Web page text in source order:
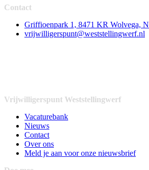
Contact
Griffioenpark 1, 8471 KR Wolvega,
vrijwilligerspunt@weststellingwerf.nl
Vrijwilligerspunt Weststellingwerf
Vacaturebank
Nieuws
Contact
Over ons
Meld je aan voor onze nieuwsbrief